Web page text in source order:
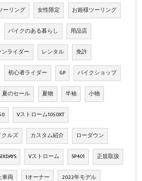
ーリング 女性限定 お姫様ツーリング
バイクのある暮らし 用品店
ンライダー レンタル 免許
初心者ライダー GP バイクショップ
夏のセール 夏物 半袖 小物
Vストローム1050XT
ルズ カスタム紹介 ローダウン
Vストローム SP401 正規取扱
車両 1オーナー 2022年モデル